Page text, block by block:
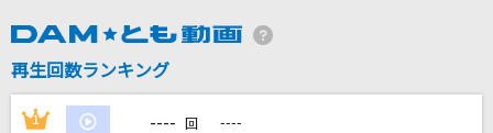
DAMの新曲・ランキングなど
カラオケ最新情報をチェック！
再生回数ランキング
1 ---- 回 ----